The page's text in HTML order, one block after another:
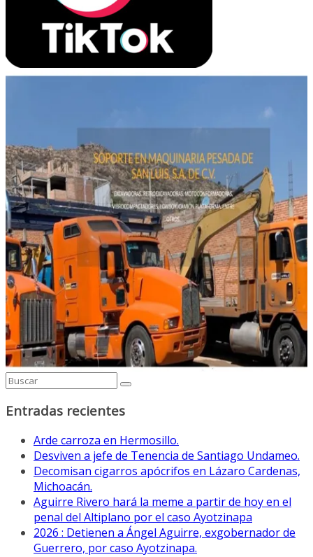
Entradas recientes
Arde carroza en Hermosillo.
Desviven a jefe de Tenencia de Santiago Undameo.
Decomisan cigarros apócrifos en Lázaro Cardenas,
Michoacán.
Aguirre Rivero hará la meme a partir de hoy en el
penal del Altiplano por el caso Ayotzinapa
2026 : Detienen a Ángel Aguirre, exgobernador de
Guerrero, por caso Ayotzinapa.